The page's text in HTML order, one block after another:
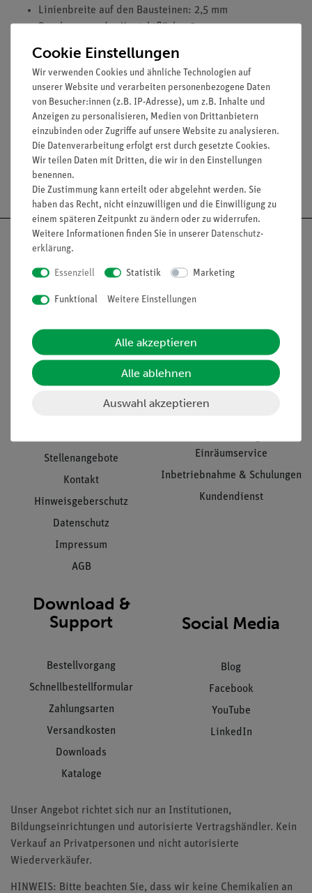
Linienbreite auf den Bausteinen: 2,5 mm
Durchmesser der Kontaktfläche: 2 mm
Widerstand eines Kontaktes: 0,02 Ohm
Stromstärke: maximal 2 A
Leistung P: 0,5 W
Informationen
Stellenangebote
Kontakt
Hinweisgeberschutz
Datenschutz
Impressum
AGB
Einräumservice
Inbetriebnahme & Schulungen
Kundendienst
Download &
Support
Bestellvorgang
Schnellbestellformular
Zahlungsarten
Versandkosten
Downloads
Kataloge
Social Media
Blog
Facebook
YouTube
LinkedIn
Unser Angebot richtet sich nur an Institutionen,
Bildungseinrichtungen und autorisierte Vertragshändler. Kein
Verkauf an Privatpersonen und nicht autorisierte
Wiederverkäufer.
HINWEIS: Bitte beachten Sie, dass wir keine Chemikalien an
Cookie Einstellungen
Wir verwenden Cookies und ähnliche Technologien auf
unserer Website und verarbeiten personenbezogene Daten
von Besucher:innen (z.B. IP-Adresse), um z.B. Inhalte und
Anzeigen zu personalisieren, Medien von Drittanbietern
einzubinden oder Zugriffe auf unsere Website zu analysieren.
Die Datenverarbeitung erfolgt erst durch gesetzte Cookies.
Wir teilen Daten mit Dritten, die wir in den Einstellungen
benennen.
Die Zustimmung kann erteilt oder abgelehnt werden. Sie
haben das Recht, nicht einzuwilligen und die Einwilligung zu
einem späteren Zeitpunkt zu ändern oder zu widerrufen.
Weitere Informationen finden Sie in unserer Daten­schutz­
erklärung.
Essenziell Statistik Marketing
Funktional Weitere Einstellungen
Alle akzeptieren
Alle ablehnen
Auswahl akzeptieren